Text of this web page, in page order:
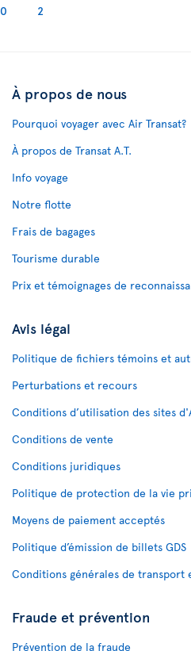
0
2
À propos de nous
Pourquoi voyager avec Air Transat?
À propos de Transat A.T.
Info voyage
Notre flotte
Frais de bagages
Tourisme durable
Prix et témoignages de
Avis légal
Politique de fichiers témoins et
Perturbations et recours
Conditions d’utilisation des sites
Conditions de vente
Conditions juridiques
Politique de protection de la vie
Moyens de paiement acceptés
Politique d’émission de billets GDS
Conditions générales de transport
Fraude et prévention
Prévention de la fraude